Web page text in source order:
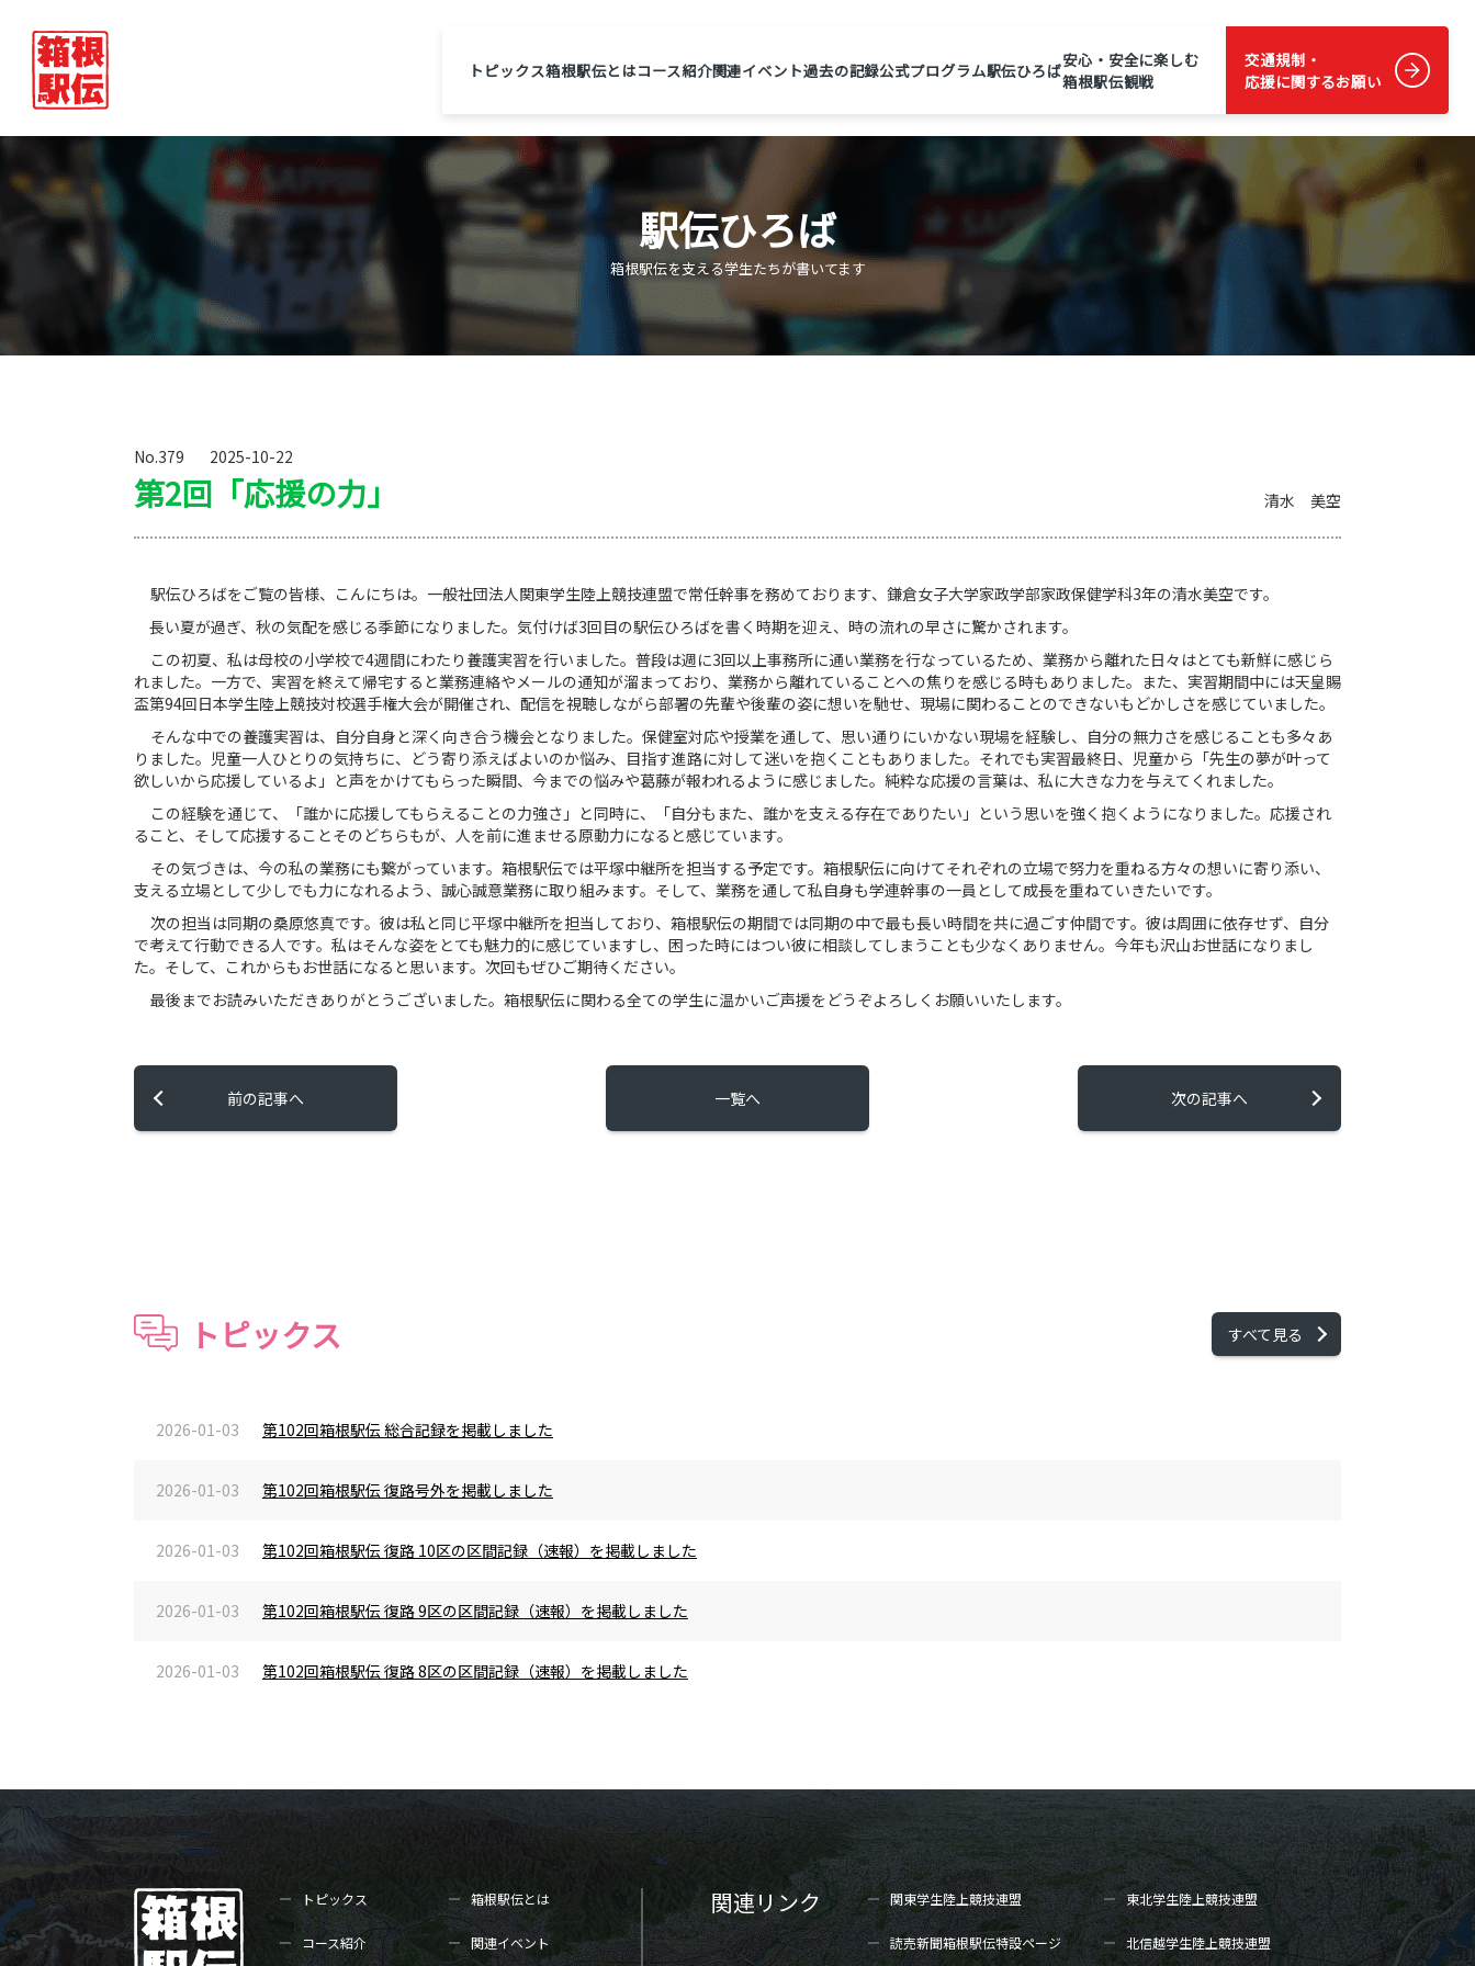
トピックス箱根駅伝とはコース紹介関連イベント過去の記録公式プログラム駅伝ひろば安心・安全に楽しむ
箱根駅伝観戦
交通規制・
応援に関するお願い
駅伝ひろば
箱根駅伝を支える学生たちが書いてます
No.379 2025-10-22
第2回「応援の力」 清水 美空
駅伝ひろばをご覧の皆様、こんにちは。一般社団法人関東学生陸上競技連盟で常任幹事を務めております、鎌倉女子大学家政学部家政保健学科3年の清水美空です。
長い夏が過ぎ、秋の気配を感じる季節になりました。気付けば3回目の駅伝ひろばを書く時期を迎え、時の流れの早さに驚かされます。
この初夏、私は母校の小学校で4週間にわたり養護実習を行いました。普段は週に3回以上事務所に通い業務を行なっているため、業務から離れた日々はとても新鮮に感じら
れました。一方で、実習を終えて帰宅すると業務連絡やメールの通知が溜まっており、業務から離れていることへの焦りを感じる時もありました。また、実習期間中には天皇賜
盃第94回日本学生陸上競技対校選手権大会が開催され、配信を視聴しながら部署の先輩や後輩の姿に想いを馳せ、現場に関わることのできないもどかしさを感じていました。
そんな中での養護実習は、自分自身と深く向き合う機会となりました。保健室対応や授業を通して、思い通りにいかない現場を経験し、自分の無力さを感じることも多々あ
りました。児童一人ひとりの気持ちに、どう寄り添えばよいのか悩み、目指す進路に対して迷いを抱くこともありました。それでも実習最終日、児童から「先生の夢が叶って
欲しいから応援しているよ」と声をかけてもらった瞬間、今までの悩みや葛藤が報われるように感じました。純粋な応援の言葉は、私に大きな力を与えてくれました。
この経験を通じて、「誰かに応援してもらえることの力強さ」と同時に、「自分もまた、誰かを支える存在でありたい」という思いを強く抱くようになりました。応援され
ること、そして応援することそのどちらもが、人を前に進ませる原動力になると感じています。
その気づきは、今の私の業務にも繋がっています。箱根駅伝では平塚中継所を担当する予定です。箱根駅伝に向けてそれぞれの立場で努力を重ねる方々の想いに寄り添い、
支える立場として少しでも力になれるよう、誠心誠意業務に取り組みます。そして、業務を通して私自身も学連幹事の一員として成長を重ねていきたいです。
次の担当は同期の桑原悠真です。彼は私と同じ平塚中継所を担当しており、箱根駅伝の期間では同期の中で最も長い時間を共に過ごす仲間です。彼は周囲に依存せず、自分
で考えて行動できる人です。私はそんな姿をとても魅力的に感じていますし、困った時にはつい彼に相談してしまうことも少なくありません。今年も沢山お世話になりまし
た。そして、これからもお世話になると思います。次回もぜひご期待ください。
最後までお読みいただきありがとうございました。箱根駅伝に関わる全ての学生に温かいご声援をどうぞよろしくお願いいたします。
前の記事へ 一覧へ 次の記事へ
トピックス すべて見る
2026-01-03 第102回箱根駅伝 総合記録を掲載しました
2026-01-03 第102回箱根駅伝 復路号外を掲載しました
2026-01-03 第102回箱根駅伝 復路 10区の区間記録（速報）を掲載しました
2026-01-03 第102回箱根駅伝 復路 9区の区間記録（速報）を掲載しました
2026-01-03 第102回箱根駅伝 復路 8区の区間記録（速報）を掲載しました
トピックス 箱根駅伝とは
コース紹介 関連イベント
関連リンク 関東学生陸上競技連盟 東北学生陸上競技連盟
読売新聞箱根駅伝特設ページ 北信越学生陸上競技連盟